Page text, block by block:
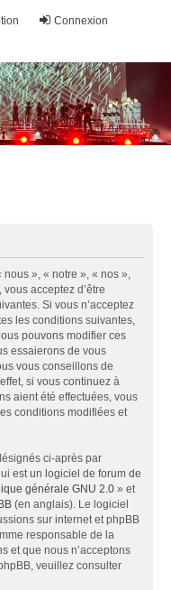
Connexion
», « notre », « nos »,
acceptez d’être
Si vous n’acceptez
les conditions suivantes,
pouvons modifier ces
essaierons de vous
vous conseillons de
si vous continuez à
aient été effectuées, vous
conditions modifiées et
ci-après par
est un logiciel de forum de
générale GNU 2.0 » et
(en anglais). Le logiciel
sur internet et phpBB
responsable de la
et que nous n’acceptons
veuillez consulter